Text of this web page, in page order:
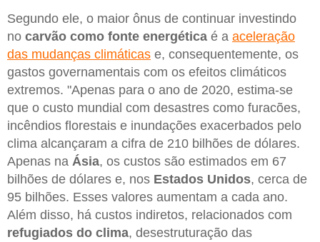
Segundo ele, o maior ônus de continuar investindo
no carvão como fonte energética é a aceleração
das mudanças climáticas e, consequentemente, os
gastos governamentais com os efeitos climáticos
extremos. "Apenas para o ano de 2020, estima-se
que o custo mundial com desastres como furacões,
incêndios florestais e inundações exacerbados pelo
clima alcançaram a cifra de 210 bilhões de dólares.
Apenas na Ásia, os custos são estimados em 67
bilhões de dólares e, nos Estados Unidos, cerca de
95 bilhões. Esses valores aumentam a cada ano.
Além disso, há custos indiretos, relacionados com
refugiados do clima, desestruturação das